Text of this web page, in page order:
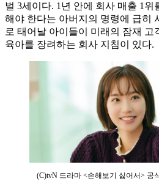
벌 3세이다. 1년 안에 회사 매출 1
해야 한다는 아버지의 명령에 급히
로 태어날 아이들이 미래의 잠재 고
육아를 장려하는 회사 지침이 있다.
(C)tvN 드라마 <손해보기 싫어서> 공